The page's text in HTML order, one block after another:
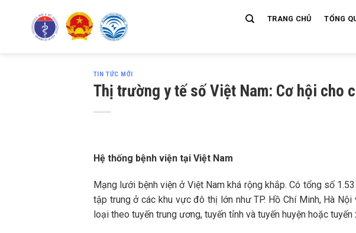
TRANG CHỦ TỔNG
TIN TỨC MỚI
Thị trường y tế số Việt Nam: Cơ hội cho
Hệ thống bệnh viện tại Việt Nam
Mạng lưới bệnh viện ở Việt Nam khá rộng khắp. Có tổng số
tập trung ở các khu vực đô thị lớn như TP. Hồ Chí Minh, Hà
loại theo tuyến trung ương, tuyến tỉnh và tuyến huyện hoặc tuyến